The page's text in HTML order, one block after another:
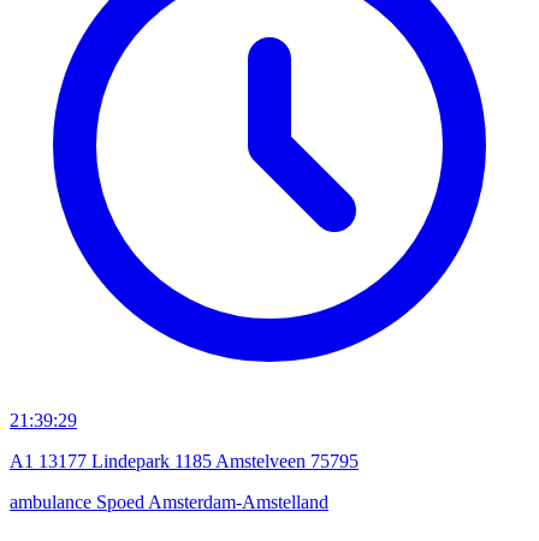
21:39:29
A1 13177 Lindepark 1185 Amstelveen 75795
ambulance Spoed Amsterdam-Amstelland